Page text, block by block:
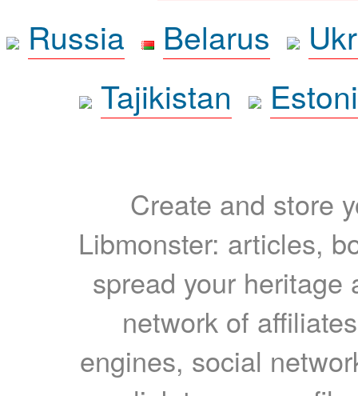
Russia
Belarus
Tajikistan
Create and store
Libmonster: articles,
spread your heritage
network of
engines, social